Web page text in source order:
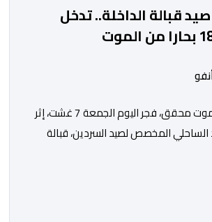
قبالة الداخلة.. تدخل
نجا 18 بحارا من موت محقق، فجر اليوم الجمعة 7 غشت، إثر
المخصص لصيد السردين، قبالة